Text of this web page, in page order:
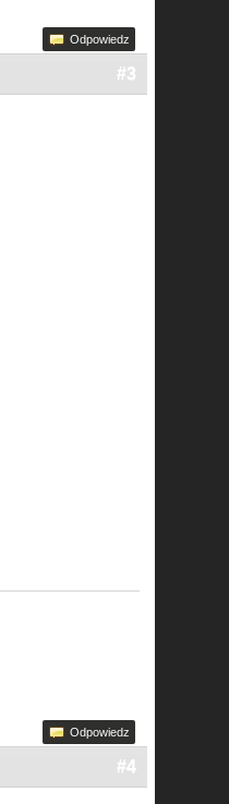
Odpowiedz
#3
Odpowiedz
#4